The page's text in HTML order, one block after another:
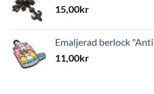
15,00kr
Emaljerad berlock
11,00kr